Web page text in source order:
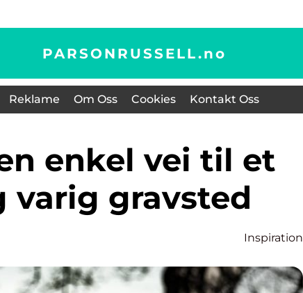
PARSONRUSSELL.no
Reklame Om Oss Cookies Kontakt Oss
varig gravsted
Inspiration